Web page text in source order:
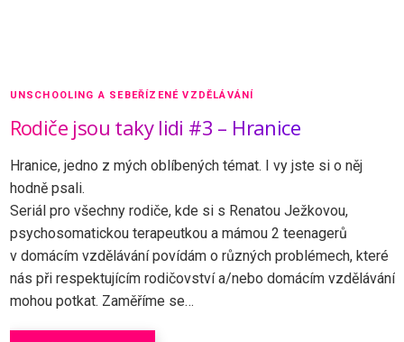
UNSCHOOLING A SEBEŘÍZENÉ VZDĚLÁVÁNÍ
Rodiče jsou taky lidi #3 – Hranice
Hranice, jedno z mých oblíbených témat. I vy jste si o něj
hodně psali.
Seriál pro všechny rodiče, kde si s Renatou Ježkovou,
psychosomatickou terapeutkou a mámou 2 teenagerů
v domácím vzdělávání povídám o různých problémech, které
nás při respektujícím rodičovství a/nebo domácím vzdělávání
mohou potkat. Zaměříme se…